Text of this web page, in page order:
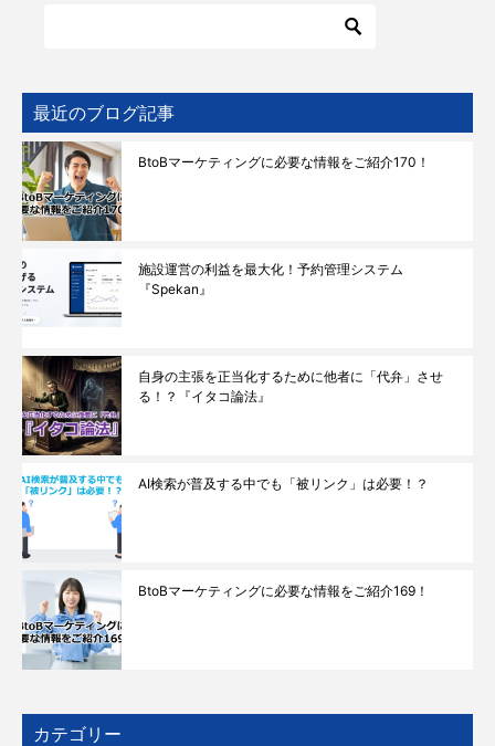
最近のブログ記事
BtoBマーケティングに必要な情報をご紹介170！
施設運営の利益を最大化！予約管理システム
『Spekan』
自身の主張を正当化するために他者に「代弁」させ
る！？『イタコ論法』
AI検索が普及する中でも「被リンク」は必要！？
BtoBマーケティングに必要な情報をご紹介169！
カテゴリー